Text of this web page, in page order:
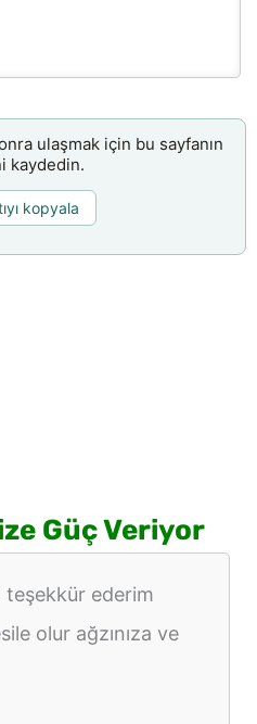
ulaşmak için bu sayfanın
kaydedin.
kopyala
Güç Veriyor
teşekkür ederim
olur ağzınıza ve